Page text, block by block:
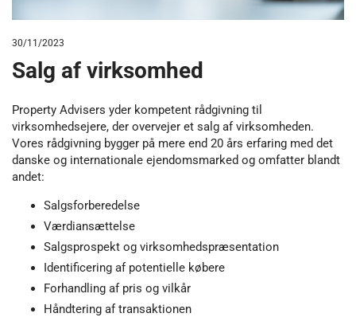
30/11/2023
Salg af virksomhed
Property Advisers yder kompetent rådgivning til
virksomhedsejere, der overvejer et salg af virksomheden.
Vores rådgivning bygger på mere end 20 års erfaring med det
danske og internationale ejendomsmarked og omfatter blandt
andet:
Salgsforberedelse
Værdiansættelse
Salgsprospekt og virksomhedspræsentation
Identificering af potentielle købere
Forhandling af pris og vilkår
Håndtering af transaktionen